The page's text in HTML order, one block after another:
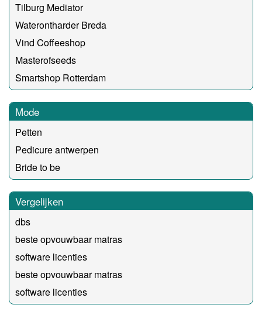
Tilburg Mediator
Waterontharder Breda
Vind Coffeeshop
Masterofseeds
Smartshop Rotterdam
Mode
Petten
Pedicure antwerpen
Bride to be
Vergelijken
dbs
beste opvouwbaar matras
software licenties
beste opvouwbaar matras
software licenties